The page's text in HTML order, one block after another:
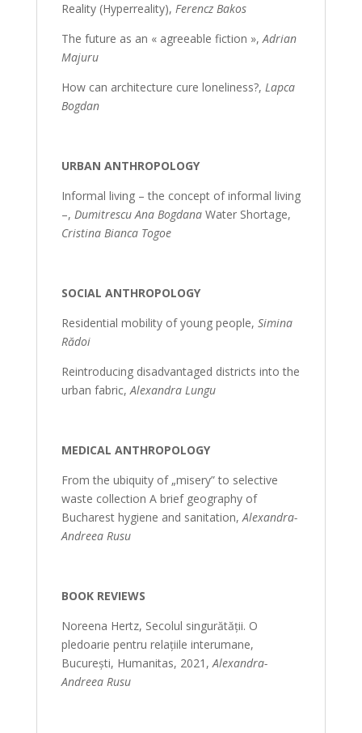
Reality (Hyperreality), Ferencz Bakos
The future as an « agreeable fiction »,Adrian
Majuru
How can architecture cure loneliness?, Lapca
Bogdan
URBAN ANTHROPOLOGY
Informal living – the concept of informal living
–, Dumitrescu Ana Bogdana Water Shortage,
Cristina Bianca Togoe
SOCIAL ANTHROPOLOGY
Residential mobility of young people, Simina
Rădoi
Reintroducing disadvantaged districts into the
urban fabric,Alexandra Lungu
MEDICAL ANTHROPOLOGY
From the ubiquity of „misery” to selective
waste collection A brief geography of
Bucharest hygiene and sanitation,Alexandra-
Andreea Rusu
BOOK REVIEWS
Noreena Hertz, Secolul singurătății. O
pledoarie pentru relațiile interumane,
Bucureşti, Humanitas, 2021,Alexandra-
Andreea Rusu